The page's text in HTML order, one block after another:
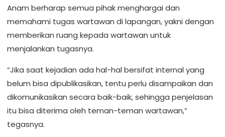
Anam berharap semua pihak menghargai dan
memahami tugas wartawan di lapangan, yakni dengan
memberikan ruang kepada wartawan untuk
menjalankan tugasnya.
“Jika saat kejadian ada hal-hal bersifat internal yang
belum bisa dipublikasikan, tentu perlu disampaikan dan
dikomunikasikan secara baik-baik, sehingga penjelasan
itu bisa diterima oleh teman-teman wartawan,”
tegasnya.